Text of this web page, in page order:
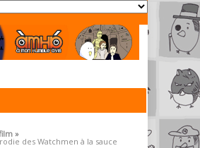
»
des Watchmen à la sauce